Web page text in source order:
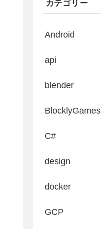
カテゴリー
Android
api
blender
BlocklyGames
C#
design
docker
GCP